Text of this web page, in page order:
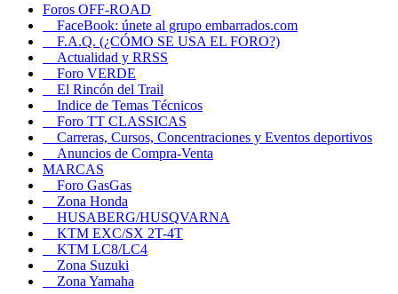
Foros OFF-ROAD
FaceBook: únete al grupo embarrados.com
F.A.Q. (¿CÓMO SE USA EL FORO?)
Actualidad y RRSS
Foro VERDE
El Rincón del Trail
Indice de Temas Técnicos
Foro TT CLASSICAS
Carreras, Cursos, Concentraciones y Eventos deportivos
Anuncios de Compra-Venta
MARCAS
Foro GasGas
Zona Honda
HUSABERG/HUSQVARNA
KTM EXC/SX 2T-4T
KTM LC8/LC4
Zona Suzuki
Zona Yamaha